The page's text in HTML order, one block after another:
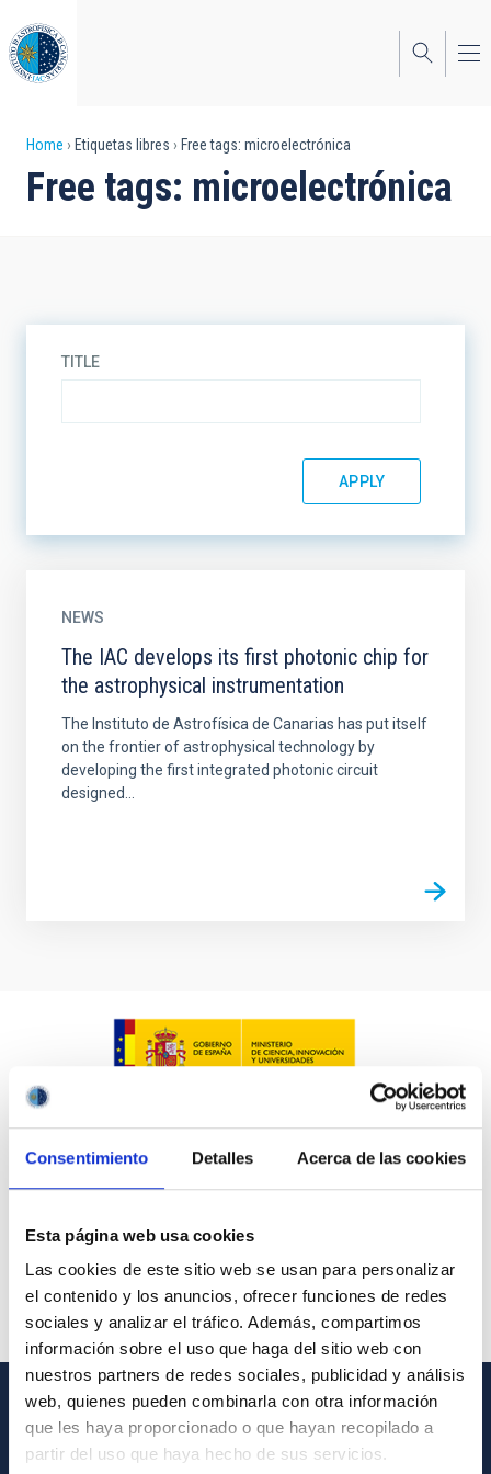
Consentimiento Detalles Acerca de las cookies
Esta página web usa cookies
Las cookies de este sitio web se usan para personalizar
el contenido y los anuncios, ofrecer funciones de redes
sociales y analizar el tráfico. Además, compartimos
información sobre el uso que haga del sitio web con
nuestros partners de redes sociales, publicidad y análisis
web, quienes pueden combinarla con otra información
que les haya proporcionado o que hayan recopilado a
partir del uso que haya hecho de sus servicios.
to
main
content
Breadcrumb
Home Etiquetas libres Free tags: microelectrónica
Free tags: microelectrónica
TITLE
NEWS
The IAC develops its first photonic chip for
the astrophysical instrumentation
The Instituto de Astrofísica de Canarias has put itself
on the frontier of astrophysical technology by
developing the first integrated photonic circuit
designed...
GENERAL INFORMATION